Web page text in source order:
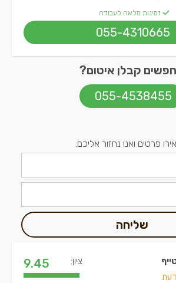
זמינות מלאה לעבודה
055-4310665
קבלן איטום?
055-4538455
פרטים ואנו נחזור אליכם:
שליחה
ציון: 9.45